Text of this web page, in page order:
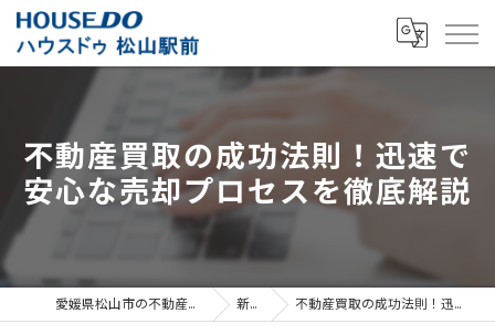
不動産買取の成功法則！迅速で
安心な売却プロセスを徹底解説
愛媛県松山市の不動産売買ならハウスドゥ 松山駅前 新着情報 不動産買取の成功法則！迅速で安心な売却プロセスを徹底解説